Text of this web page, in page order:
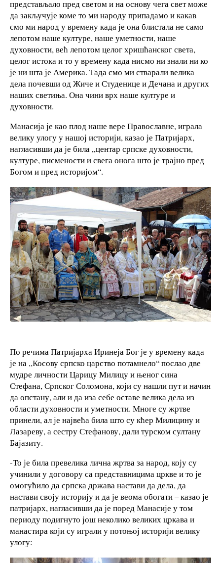
представљало пред светом и на основу чега свет може
да закључује коме то ми народу припадамо и какав
смо ми народ у времену када је она блистала не само
лепотом наше културе, наше уметности, наше
духовности, већ лепотом целог хришћанског света,
целог истока и то у времену када нисмо ни знали ни ко
је ни шта је Америка. Тада смо ми стварали велика
дела почевши од Жиче и Студенице и Дечана и других
наших светиња. Она чини врх наше културе и
духовности.
Манасија је као плод наше вере Православне, играла
велику улогу у нашој историји, казао је Патријарх,
нагласивши да је била ,,центар српске духовности,
културе, писмености и свега онога што је трајно пред
Богом и пред историјом“.
По речима Патријарха Иринеја Бог је у времену када
је на ,,Косову српско царство потамнело“ послао две
мудре личности Царицу Милицу и њеног сина
Стефана, Српског Соломона, који су нашли пут и начин
да опстану, али и да иза себе оставе велика дела из
области духовности и уметности. Многе су жртве
принели, ал је највећа била што су кћер Милицину и
Лазареву, а сестру Стефанову, дали турском султану
Бајазиту.
-То је била превелика лична жртва за народ, коју су
учинили у договору са представницима цркве и то је
омогућило да српска држава настави да дела, да
настави своју историју и да је веома обогати – казао је
патријарх, нагласивши да је поред Манасије у том
периоду подигнуто још неколико великих цркава и
манастира који су играли у потоњој историји велику
улогу: